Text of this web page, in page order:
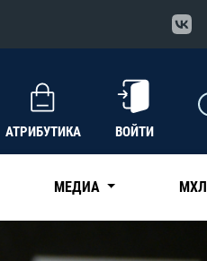
АТРИБУТИКА ВОЙТИ
МЕДИА МХЛ